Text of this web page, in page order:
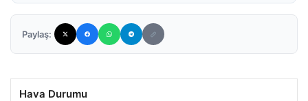
Paylaş:
Hava Durumu